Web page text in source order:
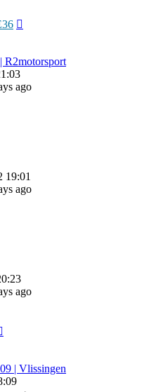
ago
19:01
ago
ago
| Vlissingen